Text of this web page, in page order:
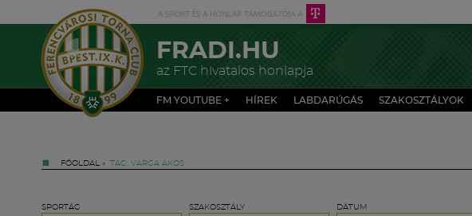
FRADI.HU
az FTC hivatalos honlapja
FM YOUTUBE + HÍREK LABDARÚGÁS SZAKOSZTÁLYOK
FŐOLDAL » TAG: VARGA ÁKOS
SPORTÁG SZAKOSZTÁLY DÁTUM